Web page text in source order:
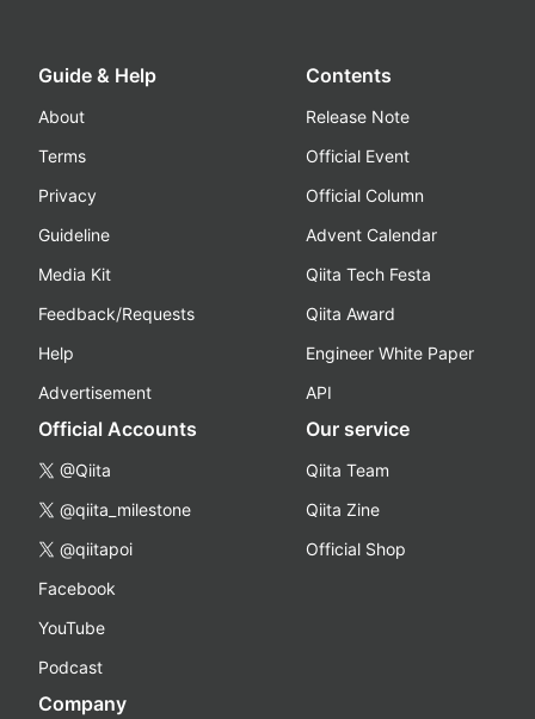
Guide & Help
About
Terms
Privacy
Guideline
Media Kit
Feedback/Requests
Help
Advertisement
Contents
Release Note
Official Event
Official Column
Advent Calendar
Qiita Tech Festa
Qiita Award
Engineer White Paper
API
Official Accounts
@Qiita
@qiita_milestone
@qiitapoi
Facebook
YouTube
Podcast
Our service
Qiita Team
Qiita Zine
Official Shop
Company